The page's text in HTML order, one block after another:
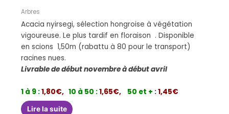
Arbres
Acacia nyirsegi, sélection hongroise à végétation
vigoureuse. Le plus tardif en floraison . Disponible
en scions 1,50m (rabattu à 80 pour le transport)
racines nues.
Livrable de début novembre à début avril
1 à 9 :1,80€, 10 à 50 :1,65€, 50 et + :1,45€
Lire la suite